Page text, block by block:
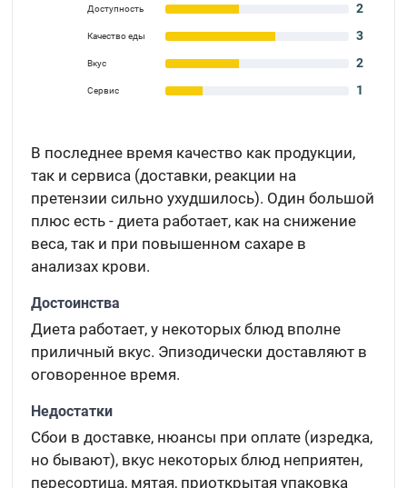
Доступность 2
Качество еды 3
Вкус 2
Сервис 1
В последнее время качество как продукции,
так и сервиса (доставки, реакции на
претензии сильно ухудшилось). Один большой
плюс есть - диета работает, как на снижение
веса, так и при повышенном сахаре в
анализах крови.
Достоинства
Диета работает, у некоторых блюд вполне
приличный вкус. Эпизодически доставляют в
оговоренное время.
Недостатки
Сбои в доставке, нюансы при оплате (изредка,
но бывают), вкус некоторых блюд неприятен,
пересортица, мятая, приоткрытая упаковка